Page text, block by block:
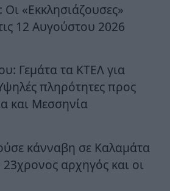
«Εκκλησιάζουσες»
12 Αυγούστου 2026
Γεμάτα τα ΚΤΕΛ για
πληρότητες προς
και Μεσσηνία
κάνναβη σε Καλαμάτα
αρχηγός και οι